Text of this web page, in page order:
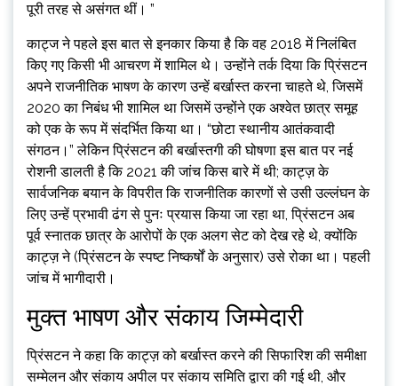
पूरी तरह से असंगत थीं। ”
काट्ज ने पहले इस बात से इनकार किया है कि वह 2018 में निलंबित
किए गए किसी भी आचरण में शामिल थे। उन्होंने तर्क दिया कि प्रिंसटन
अपने राजनीतिक भाषण के कारण उन्हें बर्खास्त करना चाहते थे, जिसमें
2020 का निबंध भी शामिल था जिसमें उन्होंने एक अश्वेत छात्र समूह
को एक के रूप में संदर्भित किया था। “छोटा स्थानीय आतंकवादी
संगठन।” लेकिन प्रिंसटन की बर्खास्तगी की घोषणा इस बात पर नई
रोशनी डालती है कि 2021 की जांच किस बारे में थी; काट्ज़ के
सार्वजनिक बयान के विपरीत कि राजनीतिक कारणों से उसी उल्लंघन के
लिए उन्हें प्रभावी ढंग से पुनः प्रयास किया जा रहा था, प्रिंसटन अब
पूर्व स्नातक छात्र के आरोपों के एक अलग सेट को देख रहे थे, क्योंकि
काट्ज़ ने (प्रिंसटन के स्पष्ट निष्कर्षों के अनुसार) उसे रोका था। पहली
जांच में भागीदारी।
मुक्त भाषण और संकाय जिम्मेदारी
प्रिंसटन ने कहा कि काट्ज़ को बर्खास्त करने की सिफारिश की समीक्षा
सम्मेलन और संकाय अपील पर संकाय समिति द्वारा की गई थी, और